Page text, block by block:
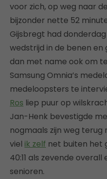
voor zich, op weg naar
bijzonder nette 52
Gijsbregt had
wedstrijd in de benen en
dan met name ook om
Samsung Omnia’s
medeloopsters te
Ros liep puur op
Jan-Henk bevestigde
nogmaals zijn weg terug
viel ik zelf net buiten het
40:11 als zevende
senioren.